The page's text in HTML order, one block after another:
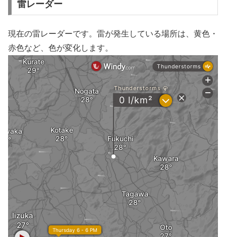
雷レーダー
現在の雷レーダーです。雷が発生している場所は、黄色・
赤色など、色が変化します。